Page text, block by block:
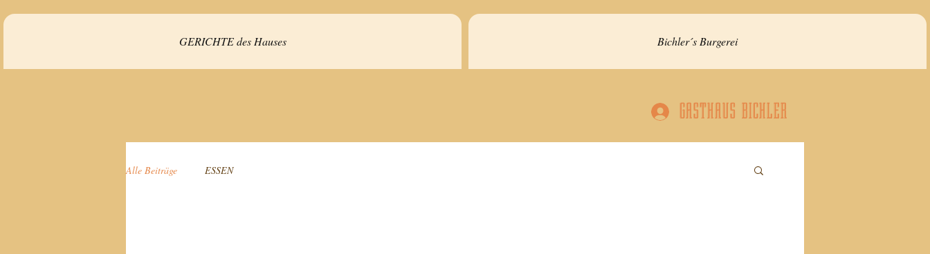
GERICHTE des Hauses Bichler´s Burgerei
GASTHAUS BICHLER
Alle Beiträge ESSEN